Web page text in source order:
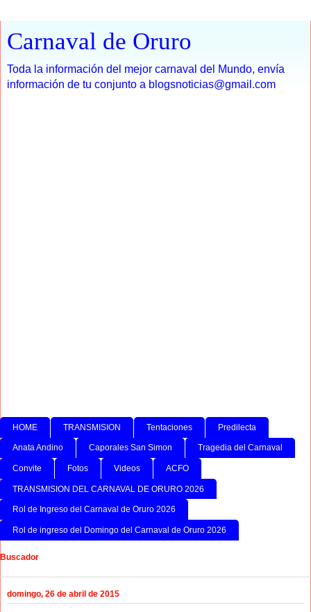
Carnaval de Oruro
Toda la información del mejor carnaval del Mundo, envía
información de tu conjunto a blogsnoticias@gmail.com
HOME TRANSMISION Tentaciones Predilecta
Anata Andino Caporales San Simon Tragedia del Carnaval
Convite Fotos Videos ACFO
TRANSMISION DEL CARNAVAL DE ORURO 2026
Rol de Ingreso del Carnaval de Oruro 2026
Rol de ingreso del Domingo del Carnaval de Oruro 2026
Buscador
domingo, 26 de abril de 2015